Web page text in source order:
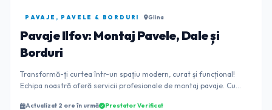
PAVAJE, PAVELE & BORDURI Glina
Pavaje Ilfov: Montaj Pavele, Dale și
Borduri
Transformă-ți curtea într-un spațiu modern, curat și funcțional!
Echipa noastră oferă servicii profesionale de montaj pavaje. Cu
Actualizat 2 ore în urmă Prestator Verificat